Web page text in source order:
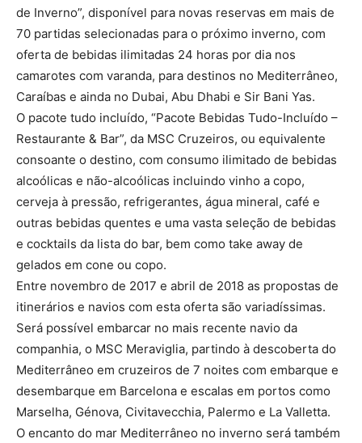
de Inverno”, disponível para novas reservas em mais de
70 partidas selecionadas para o próximo inverno, com
oferta de bebidas ilimitadas 24 horas por dia nos
camarotes com varanda, para destinos no Mediterrâneo,
Caraíbas e ainda no Dubai, Abu Dhabi e Sir Bani Yas.
O pacote tudo incluído, “Pacote Bebidas Tudo-Incluído –
Restaurante & Bar”, da MSC Cruzeiros, ou equivalente
consoante o destino, com consumo ilimitado de bebidas
alcoólicas e não-alcoólicas incluindo vinho a copo,
cerveja à pressão, refrigerantes, água mineral, café e
outras bebidas quentes e uma vasta seleção de bebidas
e cocktails da lista do bar, bem como take away de
gelados em cone ou copo.
Entre novembro de 2017 e abril de 2018 as propostas de
itinerários e navios com esta oferta são variadíssimas.
Será possível embarcar no mais recente navio da
companhia, o MSC Meraviglia, partindo à descoberta do
Mediterrâneo em cruzeiros de 7 noites com embarque e
desembarque em Barcelona e escalas em portos como
Marselha, Génova, Civitavecchia, Palermo e La Valletta.
O encanto do mar Mediterrâneo no inverno será também